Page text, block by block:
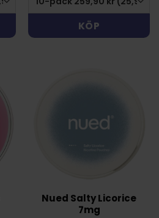
KÖP
Nued Salty Licorice
7mg